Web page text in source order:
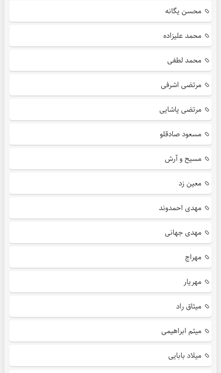
محسن یگانه
محمد علیزاده
محمد لطفی
مرتضی اشرفی
مرتضی پاشایی
مسعود صادقلو
مسیح و آرش
معین زد
مهدی احمدوند
مهدی جهانی
مهراج
مهریار
میثاق راد
میثم ابراهیمی
میلاد بابایی